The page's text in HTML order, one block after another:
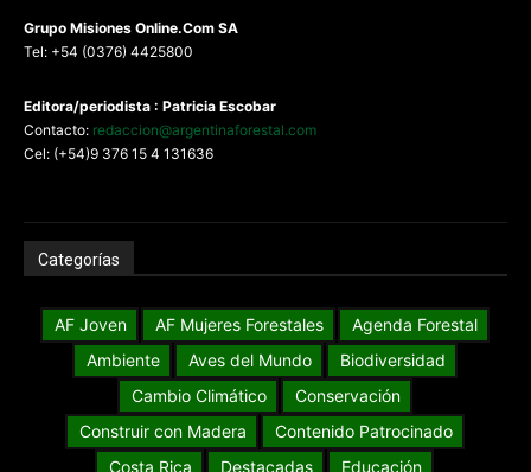
Grupo Misiones Online.Com SA
Tel: +54 (0376) 4425800
Editora/periodista : Patricia Escobar
Contacto: redaccion@argentinaforestal.com
Cel: (+54)9 376 15 4 131636
Categorías
AF Joven AF Mujeres Forestales
Agenda Forestal
Ambiente
Aves del Mundo
Biodiversidad
Cambio Climático
Conservación
Construir con Madera
Contenido Patrocinado
Costa Rica
Destacadas
Educación